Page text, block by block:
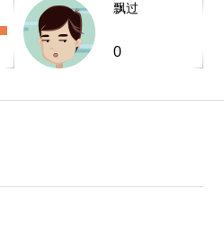
飘过
0